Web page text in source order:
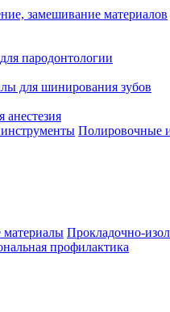
замешивание материалов
пародонтологии
для шинирования зубов
Полировочные
Прокладочно-
профилактика